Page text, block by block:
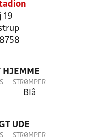
19
HJEMME
STRØMPER
Blå
UDE
STRØMPER